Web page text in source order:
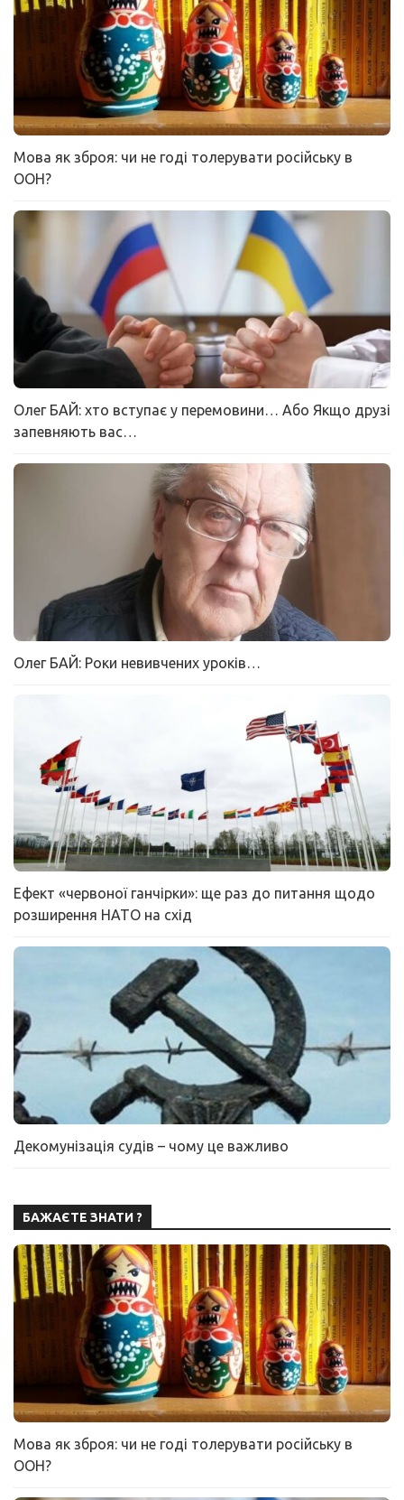
Мова як зброя: чи не годі толерувати російську в
ООН?
Олег БАЙ: хто вступає у перемовини… Або Якщо друзі
запевняють вас…
Олег БАЙ: Роки невивчених уроків…
Ефект «червоної ганчірки»: ще раз до питання щодо
розширення НАТО на схід
Декомунізація судів – чому це важливо
БАЖАЄТЕ ЗНАТИ ?
Мова як зброя: чи не годі толерувати російську в
ООН?